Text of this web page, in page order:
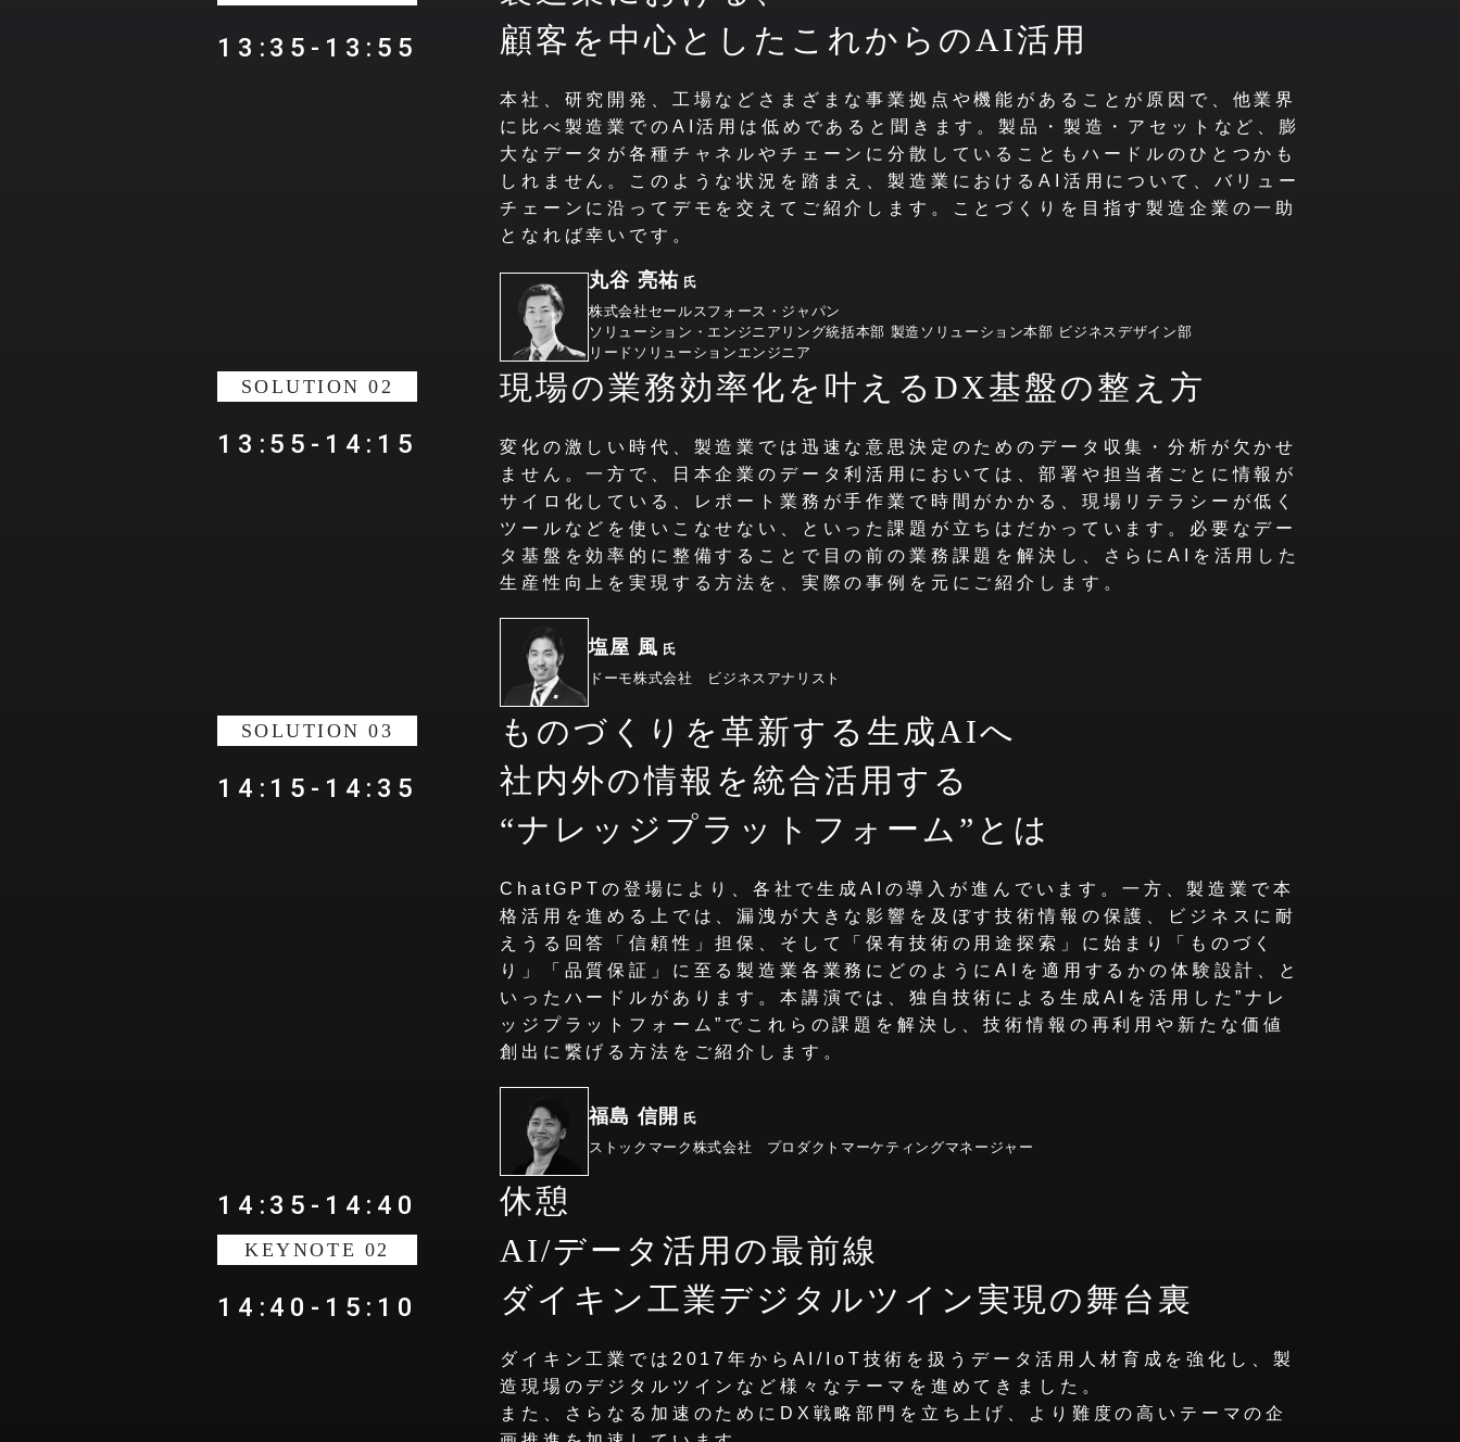
13:35-13:55
顧客を中心としたこれからのAI活用
本社、研究開発、工場などさまざまな事業拠点や機能があることが原因で、他業界
に比べ製造業でのAI活用は低めであると聞きます。製品・製造・アセットなど、膨
大なデータが各種チャネルやチェーンに分散していることもハードルのひとつかも
しれません。このような状況を踏まえ、製造業におけるAI活用について、バリュー
チェーンに沿ってデモを交えてご紹介します。ことづくりを目指す製造企業の一助
となれば幸いです。
丸谷 亮祐 氏
株式会社セールスフォース・ジャパン
ソリューション・エンジニアリング統括本部 製造ソリューション本部 ビジネスデザイン部
リードソリューションエンジニア
SOLUTION 02
13:55-14:15
現場の業務効率化を叶える DX基盤の整え方
変化の激しい時代、製造業では迅速な意思決定のためのデータ収集・分析が欠かせ
ません。一方で、日本企業のデータ利活用においては、部署や担当者ごとに情報が
サイロ化している、レポート業務が手作業で時間がかかる、現場リテラシーが低く
ツールなどを使いこなせない、といった課題が立ちはだかっています。必要なデー
タ基盤を効率的に整備することで目の前の業務課題を解決し、さらにAIを活用した
生産性向上を実現する方法を、実際の事例を元にご紹介します。
塩屋 風 氏
ドーモ株式会社 ビジネスアナリスト
SOLUTION 03
14:15-14:35
ものづくりを革新する生成AIへ
社内外の情報を統合活用する
“ナレッジプラットフォーム”とは
ChatGPTの登場により、各社で生成AIの導入が進んでいます。一方、製造業で本
格活用を進める上では、漏洩が大きな影響を及ぼす技術情報の保護、ビジネスに耐
えうる回答「信頼性」担保、そして「保有技術の用途探索」に始まり「ものづく
り」「品質保証」に至る製造業各業務にどのようにAIを適用するかの体験設計、と
いったハードルがあります。本講演では、独自技術による生成AIを活用した”ナレ
ッジプラットフォーム”でこれらの課題を解決し、技術情報の再利用や新たな価値
創出に繋げる方法をご紹介します。
福島 信開 氏
ストックマーク株式会社 プロダクトマーケティングマネージャー
14:35-14:40 休憩
KEYNOTE 02
14:40-15:10
AI/データ活用の最前線
ダイキン工業デジタルツイン 実現の舞台裏
ダイキン工業では2017年からAI/IoT技術を扱うデータ活用人材育成を強化し、製
造現場のデジタルツインなど様々なテーマを進めてきました。
また、さらなる加速のためにDX戦略部門を立ち上げ、より難度の高いテーマの企